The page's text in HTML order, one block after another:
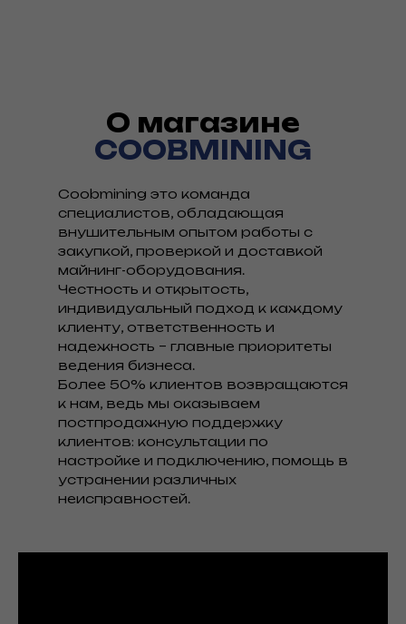
Coobmining это команда
специалистов, обладающая
внушительным опытом работы с
закупкой, проверкой и доставкой
майнинг-оборудования.
Честность и открытость,
индивидуальный подход к каждому
клиенту, ответственность и
надежность – главные приоритеты
ведения бизнеса.
Более 50% клиентов возвращаются
к нам, ведь мы оказываем
постпродажную поддержку
клиентов: консультации по
настройке и подключению, помощь в
устранении различных
неисправностей.
О магазине
COOBMINING